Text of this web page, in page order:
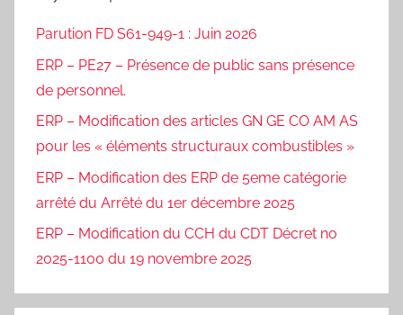
Parution FD S61-949-1 : Juin 2026
ERP – PE27 – Présence de public sans présence
de personnel.
ERP – Modification des articles GN GE CO AM AS
pour les « éléments structuraux combustibles »
ERP – Modification des ERP de 5eme catégorie
arrêté du Arrêté du 1er décembre 2025
ERP – Modification du CCH du CDT Décret no
2025-1100 du 19 novembre 2025